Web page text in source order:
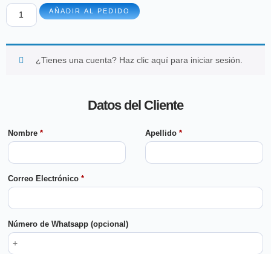
AÑADIR AL PEDIDO
¿Tienes una cuenta? Haz clic aquí para iniciar sesión.
Datos del Cliente
Nombre * Apellido *
Correo Electrónico *
Número de Whatsapp (opcional)